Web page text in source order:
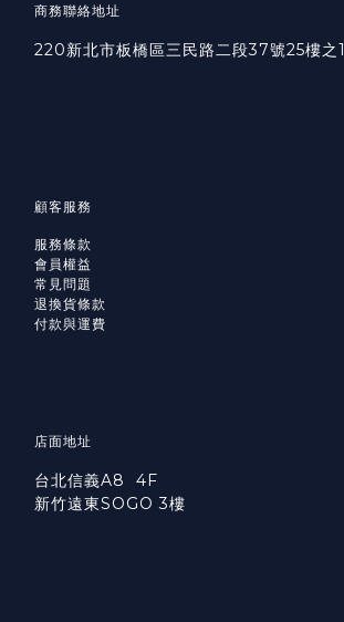
商務聯絡地址
220新北市板橋區三民路二段37號25樓之1
顧客服務
服務條款
會員權益
常見問題
退換貨條款
付款與運費
店面地址
台北信義A8 4F
新竹遠東SOGO 3樓